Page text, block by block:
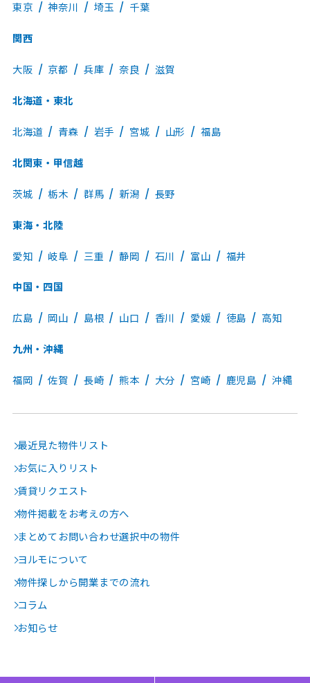
東京 神奈川 埼玉 千葉
関西
大阪 京都 兵庫 奈良 滋賀
北海道・東北
北海道 青森 岩手 宮城 山形 福島
北関東・甲信越
茨城 栃木 群馬 新潟 長野
東海・北陸
愛知 岐阜 三重 静岡 石川 富山 福井
中国・四国
広島 岡山 島根 山口 香川 愛媛 徳島 高知
九州・沖縄
福岡 佐賀 長崎 熊本 大分 宮崎 鹿児島 沖縄
最近見た物件リスト
お気に入りリスト
賃貸リクエスト
物件掲載をお考えの方へ
まとめてお問い合わせ選択中の物件
ヨルモについて
物件探しから開業までの流れ
コラム
お知らせ